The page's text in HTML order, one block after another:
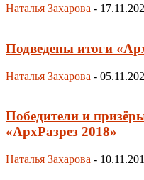
Наталья Захарова -
Подведены итоги
Наталья Захарова -
Победители и
«АрхРазрез 2018»
Наталья Захарова -